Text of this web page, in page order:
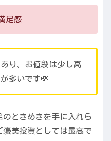
足感
り、お値段は少し高
多いです💸
ときめきを手に入れら
美投資としては最高で